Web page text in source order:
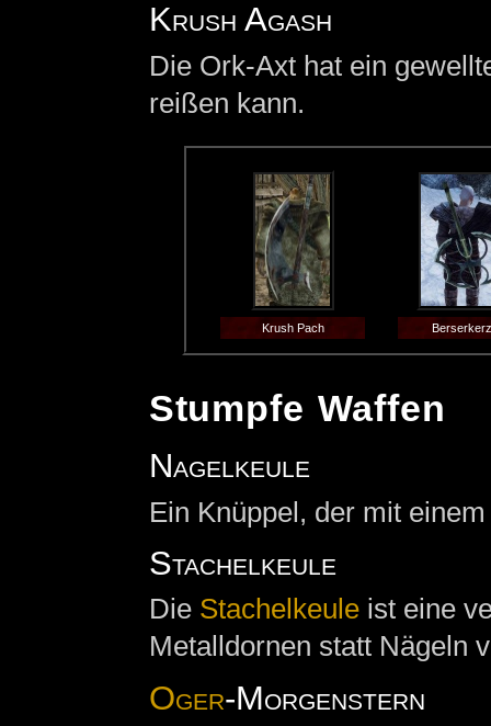
Krush Agash
Die Ork-Axt hat ein
reißen kann.
Krush Pach
Stumpfe Waffen
Nagelkeule
Ein Knüppel, der mit
Stachelkeule
Die Stachelkeuleist eine
Metalldornen statt Nägeln
Oger-Morgenstern